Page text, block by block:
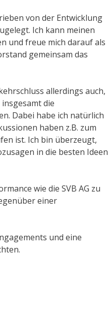
von der Entwicklung
Ich kann meinen
und freue mich darauf als
gemeinsam das
allerdings auch,
die
Dabei habe ich natürlich
haben z.B. zum
ist. Ich bin überzeugt,
in die besten Ideen
wie die SVB AG zu
einer
und eine